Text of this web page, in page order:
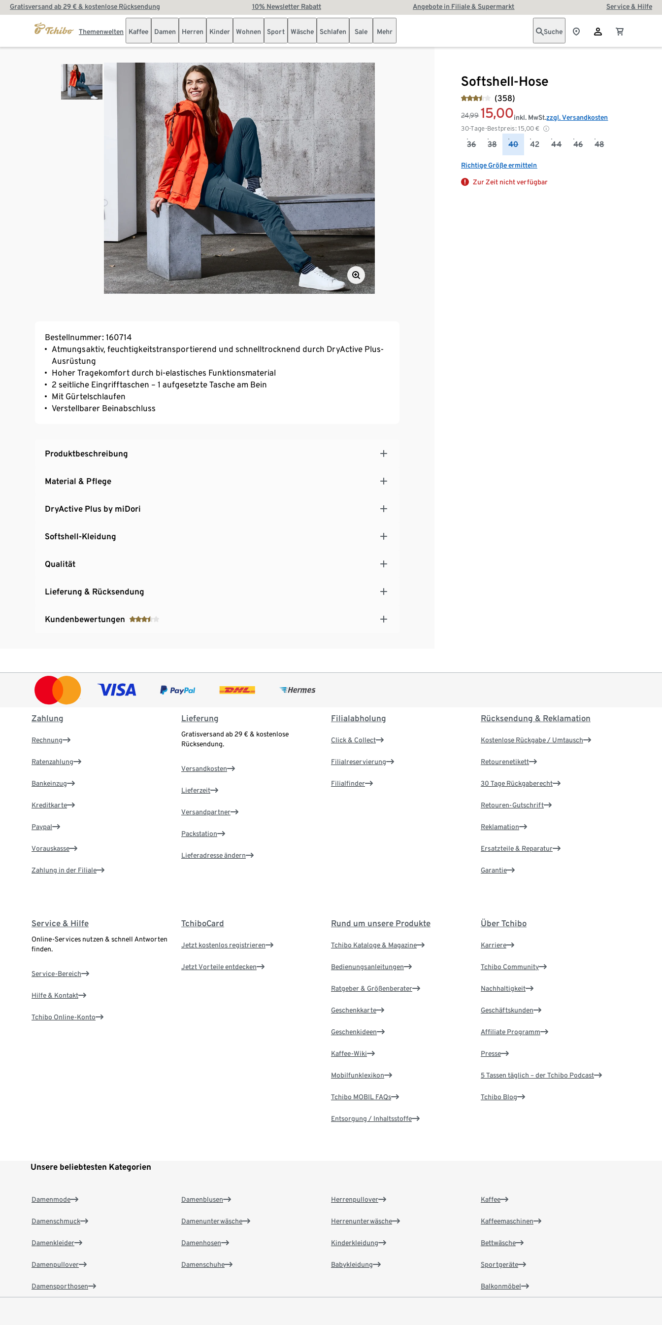
Gratisversand ab 29 € & kostenlose Rücksendung 10% Newsletter Rabatt Angebote in Filiale & Supermarkt Service & Hilfe
Themenwelten Kaffee Damen Herren Kinder Wohnen Sport Wäsche Schlafen Sale Mehr Suche
Softshell-Hose
(358)
24,99 15,00
30-Tage-Bestpreis: 15,00 €
inkl. MwSt.zzgl. Versandkosten
36 38 40 42 44 46 48
Richtige Größe ermitteln
Zur Zeit nicht verfügbar
Bestellnummer: 160714
Atmungsaktiv, feuchtigkeitstransportierend und schnelltrocknend durch DryActive Plus-
Ausrüstung
Hoher Tragekomfort durch bi-elastisches Funktionsmaterial
2 seitliche Eingrifftaschen – 1 aufgesetzte Tasche am Bein
Mit Gürtelschlaufen
Verstellbarer Beinabschluss
Produktbeschreibung
Material & Pflege
DryActive Plus by miDori
Softshell-Kleidung
Qualität
Lieferung & Rücksendung
Kundenbewertungen
Zahlung
Rechnung
Ratenzahlung
Bankeinzug
Kreditkarte
Paypal
Vorauskasse
Zahlung in der Filiale
Lieferung
Gratisversand ab 29 € & kostenlose
Rücksendung.
Versandkosten
Lieferzeit
Versandpartner
Packstation
Lieferadresse ändern
Filialabholung
Click & Collect
Filialreservierung
Filialfinder
Rücksendung & Reklamation
Kostenlose Rückgabe / Umtausch
Retourenetikett
30 Tage Rückgaberecht
Retouren-Gutschrift
Reklamation
Ersatzteile & Reparatur
Garantie
Service & Hilfe
Online-Services nutzen & schnell Antworten
finden.
Service-Bereich
Hilfe & Kontakt
Tchibo Online-Konto
TchiboCard
Jetzt kostenlos registrieren
Jetzt Vorteile entdecken
Rund um unsere Produkte
Tchibo Kataloge & Magazine
Bedienungsanleitungen
Ratgeber & Größenberater
Geschenkkarte
Geschenkideen
Kaffee-Wiki
Mobilfunklexikon
Tchibo MOBIL FAQs
Entsorgung / Inhaltsstoffe
Über Tchibo
Karriere
Tchibo Community
Nachhaltigkeit
Geschäftskunden
Affiliate Programm
Presse
5 Tassen täglich – der Tchibo Podcast
Tchibo Blog
Unsere beliebtesten Kategorien
Damenmode
Damenschmuck
Damenkleider
Damenpullover
Damensporthosen
Damenblusen
Damenunterwäsche
Damenhosen
Damenschuhe
Herrenpullover
Herrenunterwäsche
Kinderkleidung
Babykleidung
Kaffee
Kaffeemaschinen
Bettwäsche
Sportgeräte
Balkonmöbel